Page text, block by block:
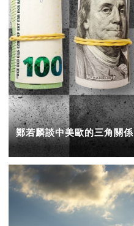
鄭若麟談中美歐的三角關係